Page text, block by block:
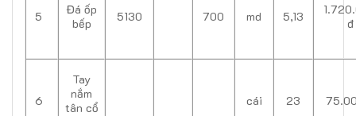
5
Đá ốp
bếp
5130 700 md 5,13
đ
6
Tay
nắm
tân cổ
cái 23